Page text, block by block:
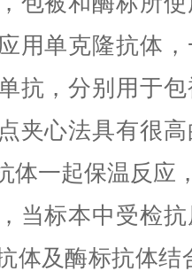
用单克隆抗体
抗，分别用于
夹心法具有很
体一起保温反应
当标本中受检
体及酶标抗体结